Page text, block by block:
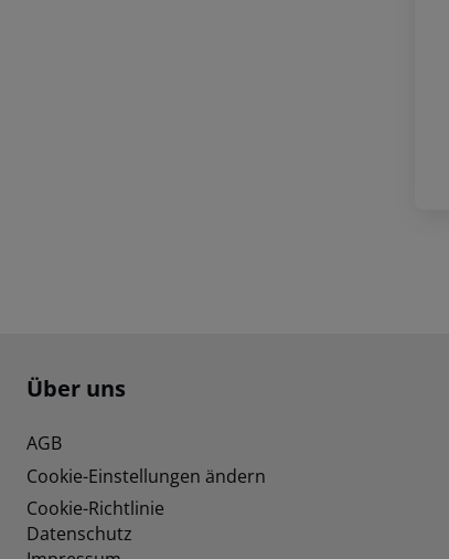
Footer navigation
Über uns
AGB
Cookie-Einstellungen ändern
Cookie-Richtlinie
Datenschutz